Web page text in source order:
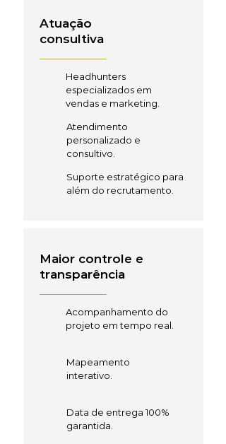
Atuação
consultiva
Headhunters
especializados em
vendas e marketing.
Atendimento
personalizado e
consultivo.
Suporte estratégico para
além do recrutamento.
Maior controle e
transparência
Acompanhamento do
projeto em tempo real.
Mapeamento
interativo.
Data de entrega 100%
garantida.